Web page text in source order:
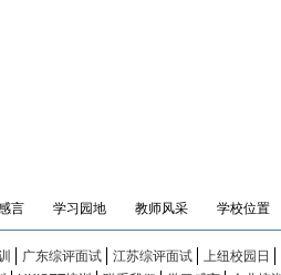
言 学习园地 教师风采 学校位置
广东综评面试 江苏综评面试 上纽校园日